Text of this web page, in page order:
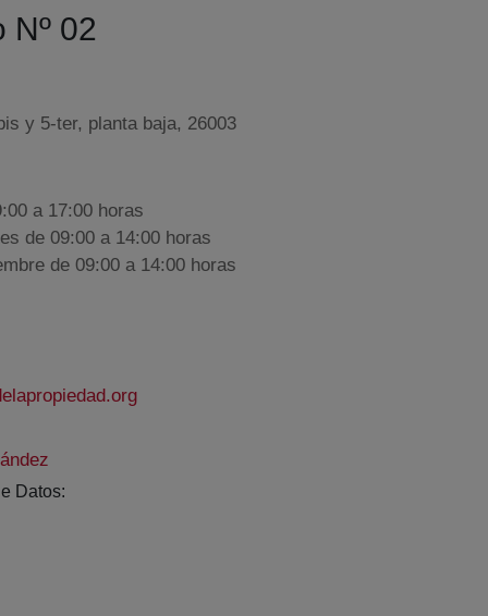
02
y 5-ter, planta baja, 26003
a 17:00 horas
de 09:00 a 14:00 horas
de 09:00 a 14:00 horas
Datos: